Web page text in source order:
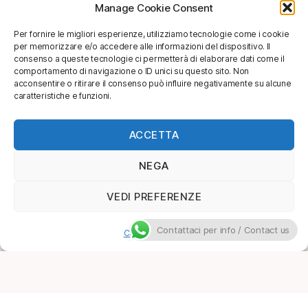
Manage Cookie Consent
Per fornire le migliori esperienze, utilizziamo tecnologie come i cookie
per memorizzare e/o accedere alle informazioni del dispositivo. Il
consenso a queste tecnologie ci permetterà di elaborare dati come il
comportamento di navigazione o ID unici su questo sito. Non
acconsentire o ritirare il consenso può influire negativamente su alcune
caratteristiche e funzioni.
ACCETTA
NEGA
VEDI PREFERENZE
Cookie PolicyContattaci per info / Contact us